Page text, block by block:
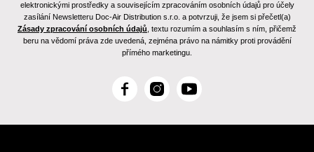
elektronickými prostředky a souvisejícím zpracováním osobních údajů pro účely
zasílání Newsletteru Doc-Air Distribution s.r.o. a potvrzuji, že jsem si přečetl(a)
Zásady zpracování osobních údajů , textu rozumím a souhlasím s ním, přičemž
beru na vědomí práva zde uvedená, zejména právo na námitky proti provádění
přímého marketingu.
F
c
I
s
Y
u